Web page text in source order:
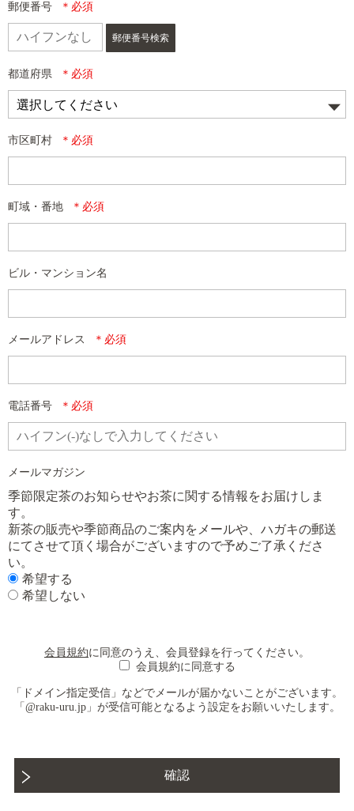
郵便番号
郵便番号検索
都道府県
市区町村
町域・番地
ビル・マンション名
メールアドレス
電話番号
メールマガジン
季節限定茶のお知らせやお茶に関する情報をお届けしま
す。
新茶の販売や季節商品のご案内をメールや、ハガキの郵送
にてさせて頂く場合がございますので予めご了承くださ
い。
希望する
希望しない
会員規約に同意のうえ、会員登録を行ってください。
会員規約に同意する
「ドメイン指定受信」などでメールが届かないことがございます。
「@raku-uru.jp」が受信可能となるよう設定をお願いいたします。
確認